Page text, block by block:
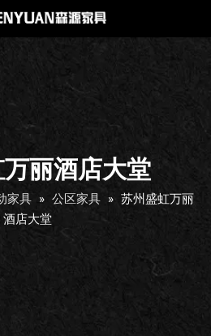
丽酒店大堂
家具 » 公区家具 » 苏州盛虹万丽
酒店大堂